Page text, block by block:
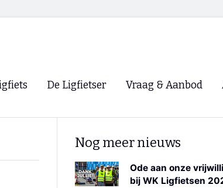
De Ligfietser
Ligfietsvereninging NVHPV
Vraag & Aanbod
Nog meer nieuws
Ode aan onze
bij WK Ligfietsen